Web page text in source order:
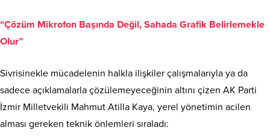
“Çözüm Mikrofon Başında Değil, Sahada Grafik Belirlemekle
Olur”
Sivrisinekle mücadelenin halkla ilişkiler çalışmalarıyla ya da
sadece açıklamalarla çözülemeyeceğinin altını çizen AK Parti
İzmir Milletvekili Mahmut Atilla Kaya, yerel yönetimin acilen
alması gereken teknik önlemleri sıraladı: